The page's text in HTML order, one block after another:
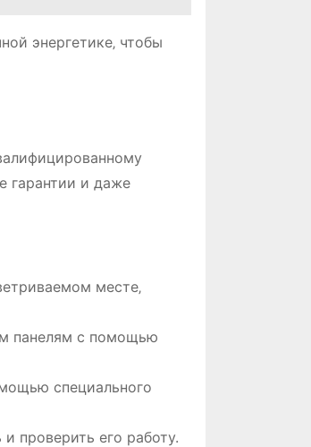
энергетике‚ чтобы
гарантии и даже
месте‚
панелям с помощью
специального
проверить его работу.